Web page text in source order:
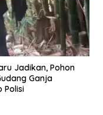
Jadikan, Pohon
Ganja
Polisi